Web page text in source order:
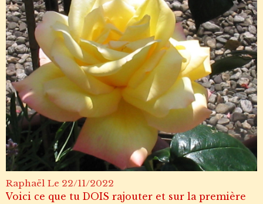
Raphaël Le 22/11/2022
Voici ce que tu DOIS rajouter et sur la première